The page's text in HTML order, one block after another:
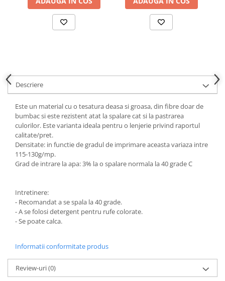
Descriere
Este un material cu o tesatura deasa si groasa, din fibre doar de
bumbac si este rezistent atat la spalare cat si la pastrarea
culorilor. Este varianta ideala pentru o lenjerie privind raportul
calitate/pret.
Densitate: in functie de gradul de imprimare aceasta variaza intre
115-130g/mp.
Grad de intrare la apa: 3% la o spalare normala la 40 grade C
Intretinere:
- Recomandat a se spala la 40 grade.
- A se folosi detergent pentru rufe colorate.
- Se poate calca.
Informatii conformitate produs
Review-uri(0)